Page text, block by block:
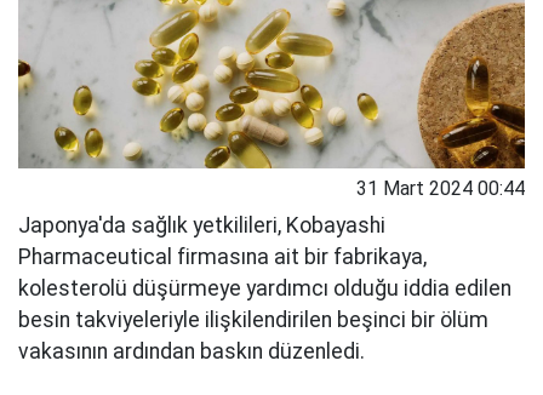
31 Mart 2024 00:44
Japonya'da sağlık yetkilileri, Kobayashi
Pharmaceutical firmasına ait bir fabrikaya,
kolesterolü düşürmeye yardımcı olduğu iddia edilen
besin takviyeleriyle ilişkilendirilen beşinci bir ölüm
vakasının ardından baskın düzenledi.